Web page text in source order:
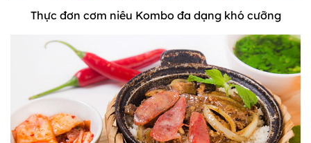
Thực đơn cơm niêu Kombo đa dạng khó cưỡng